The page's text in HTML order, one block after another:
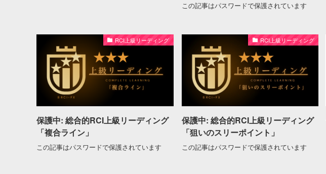
この記事はパスワードで保護されています
RCI上級リーディング
保護中: 総合的RCI上級リーディング
「複合ライン」
この記事はパスワードで保護されています
RCI上級リーディング
保護中: 総合的RCI上級リーディング
「狙いのスリーポイント」
この記事はパスワードで保護されています